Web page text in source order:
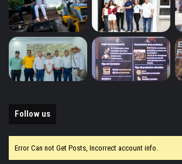
Follow us
Error Can not Get Posts, Incorrect account info.